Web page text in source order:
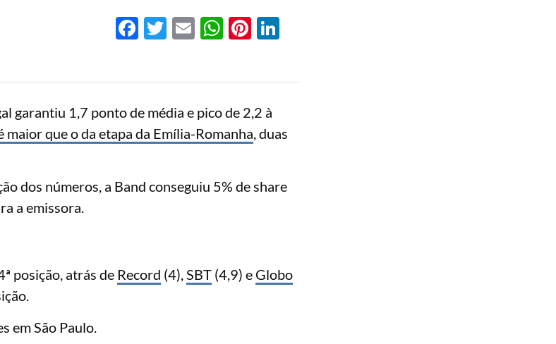
Facebook
Twitter
EmailWhatsApp
Pinterest
LinkedIn
garantiu 1,7 ponto de média e pico de 2,2 à
maior que o da etapa da Emília-Romanha , duas
dos números, a Band conseguiu 5% de share
a emissora.
posição, atrás de Record (4), SBT(4,9) e Globo
em São Paulo.